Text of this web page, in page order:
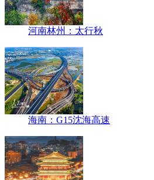
河南林州：太行秋
海南：G15沈海高速